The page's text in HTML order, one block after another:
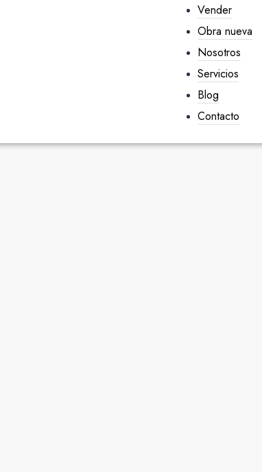
Vender
Obra nueva
Nosotros
Servicios
Blog
Contacto